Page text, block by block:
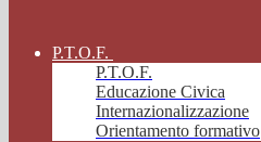
P.T.O.F.
P.T.O.F.
Educazione Civica
Internazionalizzazione
Orientamento formativo